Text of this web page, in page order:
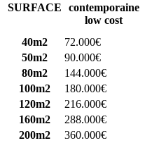
SURFACE
contemporaine
low cost
40m2
72.000€
50m2
90.000€
80m2
144.000€
100m2
180.000€
120m2
216.000€
160m2
288.000€
200m2
360.000€